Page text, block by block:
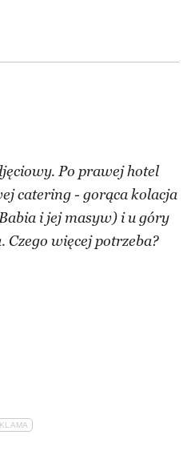
Po prawej hotel
catering - gorąca kolacja
i jej masyw) i u góry
Czego więcej potrzeba?